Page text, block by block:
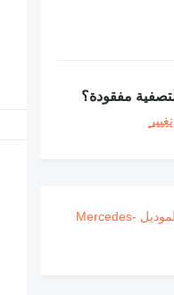
مفقودة؟
تفاصيل حول الموديل Mercedes-